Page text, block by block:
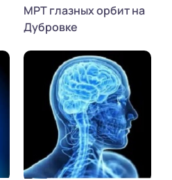
МРТ глазных орбит на
Дубровке